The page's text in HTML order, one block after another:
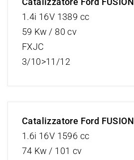
1.4i 16V 1389 cc
59 Kw / 80 cv
FXJC
3/10>11/12
Catalizzatore Ford FUSION
1.6i 16V 1596 cc
74 Kw / 101 cv